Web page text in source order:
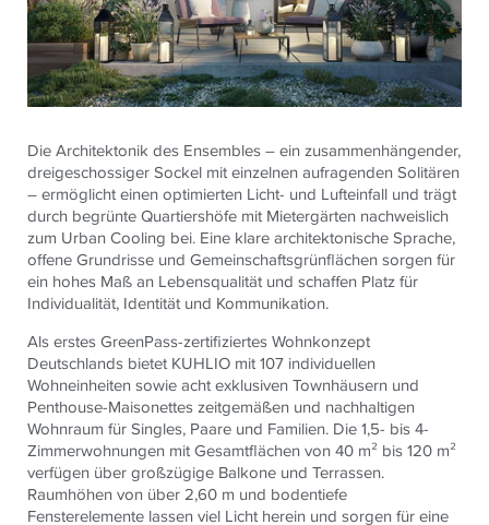
Die Architektonik des Ensembles – ein zusammenhängender,
dreigeschossiger Sockel mit einzelnen aufragenden Solitären
– ermöglicht einen optimierten Licht- und Lufteinfall und trägt
durch begrünte Quartiershöfe mit Mietergärten nachweislich
zum Urban Cooling bei. Eine klare architektonische Sprache,
offene Grundrisse und Gemeinschaftsgrünflächen sorgen für
ein hohes Maß an Lebensqualität und schaffen Platz für
Individualität, Identität und Kommunikation.
Als erstes GreenPass-zertifiziertes Wohnkonzept
Deutschlands bietet KUHLIO mit 107 individuellen
Wohneinheiten sowie acht exklusiven Townhäusern und
Penthouse-Maisonettes zeitgemäßen und nachhaltigen
Wohnraum für Singles, Paare und Familien. Die 1,5- bis 4-
Zimmerwohnungen mit Gesamtflächen von 40 m² bis 120 m²
verfügen über großzügige Balkone und Terrassen.
Raumhöhen von über 2,60 m und bodentiefe
Fensterelemente lassen viel Licht herein und sorgen für eine